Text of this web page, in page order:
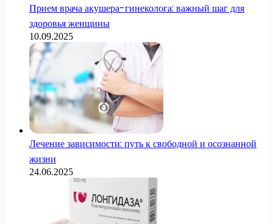
Прием врача акушера-гинеколога: важный шаг для
здоровья женщины
10.09.2025
Лечение зависимости: путь к свободной и осознанной
жизни
24.06.2025